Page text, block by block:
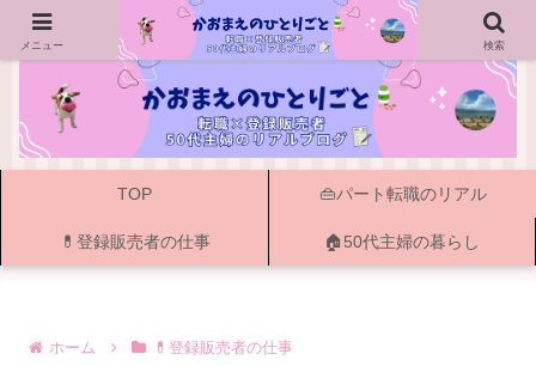
ー 50代主婦の転職・資格・登録販売者と書く暮らし ー
TOP 👜パート転職のリアル
💊登録販売者の仕事 🏠50代主婦の暮らし
ホーム 💊登録販売者の仕事
メニュー 検索